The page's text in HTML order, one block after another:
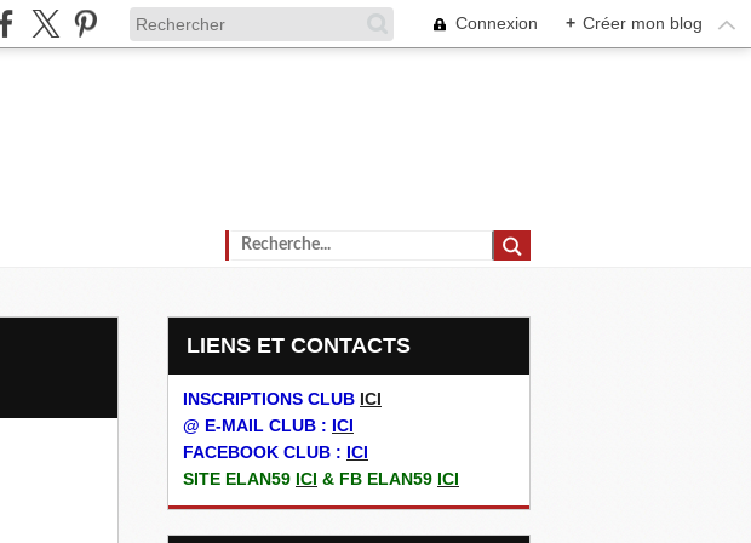
Connexion + Créer mon blog
LIENS ET CONTACTS
INSCRIPTIONS CLUB ICI
@ E-MAIL CLUB : ICI
FACEBOOK CLUB : ICI
SITE ELAN59 ICI & FB ELAN59 ICI